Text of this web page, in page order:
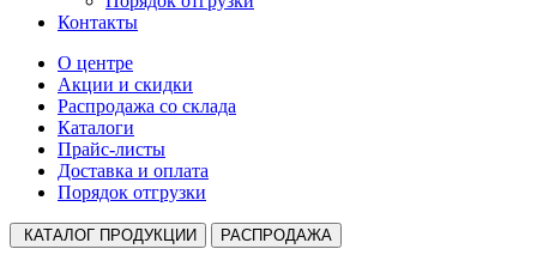
Контакты
О центре
Акции и скидки
Распродажа со склада
Каталоги
Прайс-листы
Доставка и оплата
Порядок отгрузки
КАТАЛОГ ПРОДУКЦИИ РАСПРОДАЖА